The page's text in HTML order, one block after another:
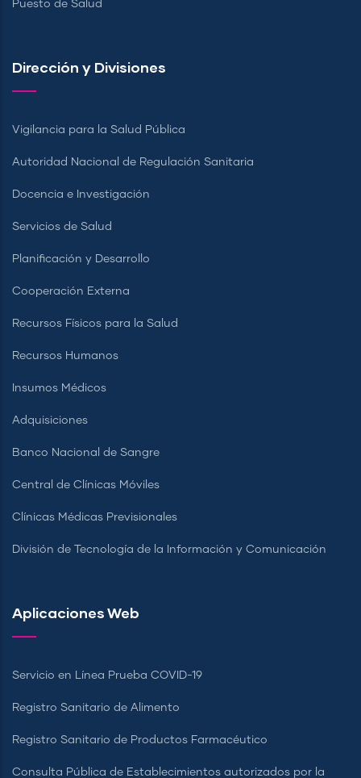
Puesto de Salud
Dirección y Divisiones
Vigilancia para la Salud Pública
Autoridad Nacional de Regulación Sanitaria
Docencia e Investigación
Servicios de Salud
Planificación y Desarrollo
Cooperación Externa
Recursos Físicos para la Salud
Recursos Humanos
Insumos Médicos
Adquisiciones
Banco Nacional de Sangre
Central de Clínicas Móviles
Clínicas Médicas Previsionales
División de Tecnología de la Información y Comunicación
Aplicaciones Web
Servicio en Línea Prueba COVID-19
Registro Sanitario de Alimento
Registro Sanitario de Productos Farmacéutico
Consulta Pública de Establecimientos autorizados por la